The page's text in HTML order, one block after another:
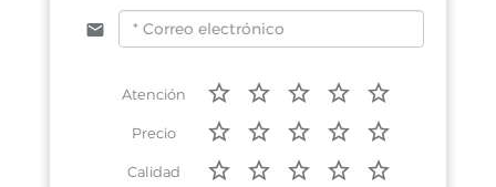
Atención
Precio
Calidad